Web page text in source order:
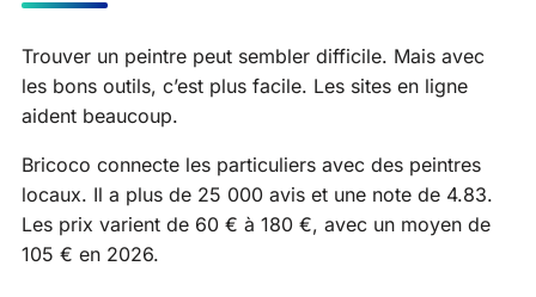
Trouver un peintre peut sembler difficile. Mais avec
les bons outils, c’est plus facile. Les sites en ligne
aident beaucoup.
Bricoco connecte les particuliers avec des peintres
locaux. Il a plus de 25 000 avis et une note de 4.83.
Les prix varient de 60 € à 180 €, avec un moyen de
105 € en 2026.